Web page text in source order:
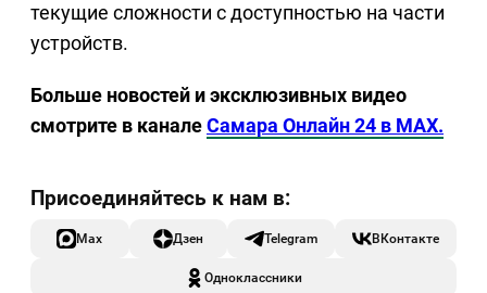
текущие сложности с доступностью на части
устройств.
Больше новостей и эксклюзивных видео
смотрите в каналеСамара Онлайн 24 в MAX.
Max Дзен Telegram ВКонтакте
Одноклассники